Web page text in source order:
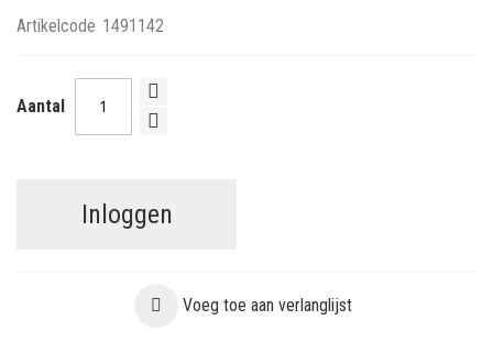
Artikelcode 1491142
Aantal
Inloggen
Voeg toe aan verlanglijst